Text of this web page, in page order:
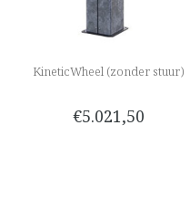
KineticWheel (zonder stuur)
€5.021,50